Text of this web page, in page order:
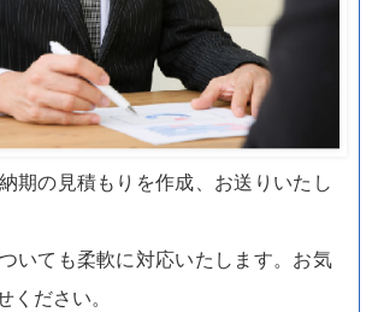
期の見積もりを作成、お送りいたし
いても柔軟に対応いたします。お気
ください。